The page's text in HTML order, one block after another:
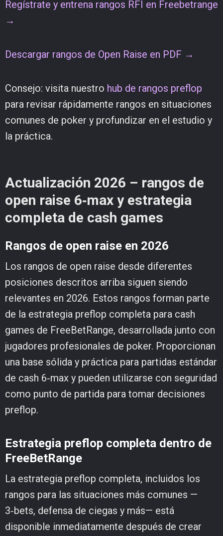
Regístrate y entrena rangos RFI en Freebetrange
→
Descargar rangos de Open Raise en PDF →
Consejo: visita nuestro hub de rangos preflop
para revisar rápidamente rangos en situaciones
comunes de poker y profundizar en el estudio y
la práctica.
Actualización 2026 – rangos de
open raise 6‑max y estrategia
completa de cash games
Rangos de open raise en 2026
Los rangos de open raise desde diferentes
posiciones descritos arriba siguen siendo
relevantes en 2026. Estos rangos forman parte
de la estrategia preflop completa para cash
games de FreeBetRange, desarrollada junto con
jugadores profesionales de poker. Proporcionan
una base sólida y práctica para partidas estándar
de cash 6‑max y pueden utilizarse con seguridad
como punto de partida para tomar decisiones
preflop.
Estrategia preflop completa dentro de
FreeBetRange
La estrategia preflop completa, incluidos los
rangos para las situaciones más comunes —
3‑bets, defensa de ciegas y más— está
disponible inmediatamente después de crear